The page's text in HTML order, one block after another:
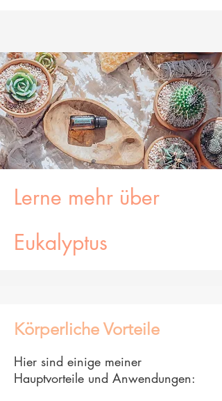
Lerne mehr über
Eukalyptus
Körperliche Vorteile
Hier sind einige meiner
Hauptvorteile und Anwendungen: